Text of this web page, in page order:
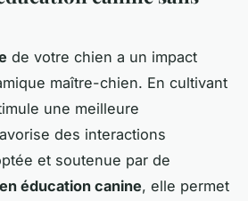
de votre chien a un impact
maître-chien. En cultivant
une meilleure
des interactions
et soutenue par de
éducation canine, elle permet